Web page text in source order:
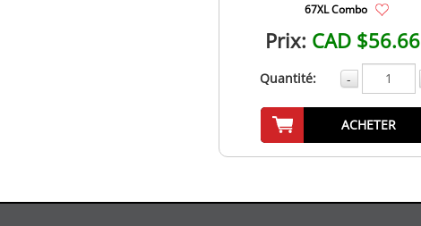
67XL Combo
Prix: CAD $56.66
Quantité: -
ACHETER